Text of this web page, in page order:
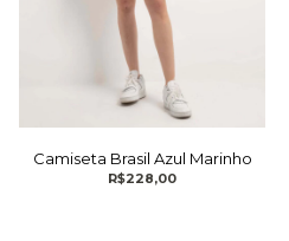
Camiseta Brasil Azul Marinho
R$228,00